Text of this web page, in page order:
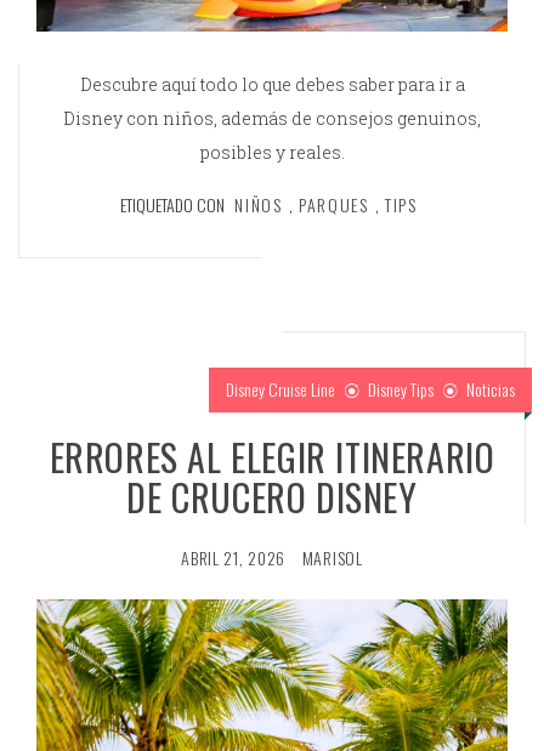
Descubre aquí todo lo que debes saber para ir a
Disney con niños, además de consejos genuinos,
posibles y reales.
ETIQUETADO CON NIÑOS , PARQUES , TIPS
Disney Cruise Line Disney Tips Noticias
ERRORES AL ELEGIR ITINERARIO
DE CRUCERO DISNEY
ABRIL 21, 2026 MARISOL